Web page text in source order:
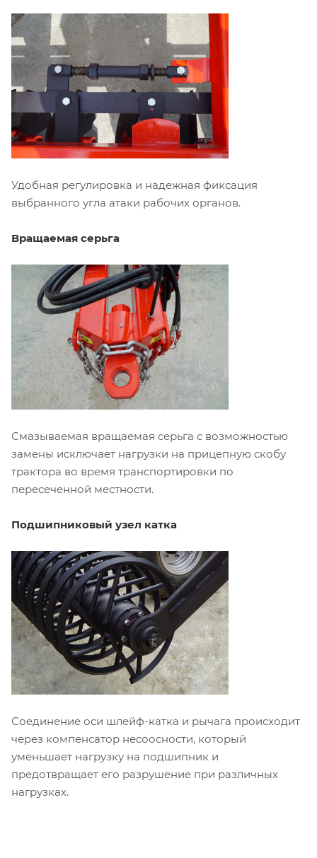
Удобная регулировка и надежная фиксация
выбранного угла атаки рабочих органов.
Вращаемая серьга
Смазываемая вращаемая серьга с возможностью
замены исключает нагрузки на прицепную скобу
трактора во время транспортировки по
пересеченной местности.
Подшипниковый узел катка
Соединение оси шлейф-катка и рычага происходит
через компенсатор несоосности, который
уменьшает нагрузку на подшипник и
предотвращает его разрушение при различных
нагрузках.